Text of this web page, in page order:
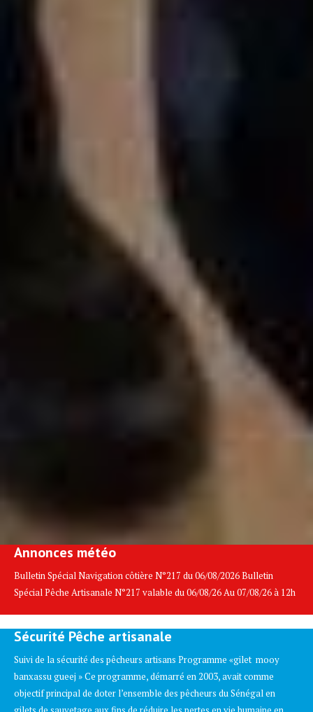
Annonces météo
Bulletin Spécial Navigation côtière N°217 du 06/08/2026 Bulletin
Spécial Pêche Artisanale N°217 valable du 06/08/26 Au 07/08/26 à 12h
Sécurité Pêche artisanale
Suivi de la sécurité des pêcheurs artisans Programme «gilet mooy
banxassu gueej » Ce programme, démarré en 2003, avait comme
objectif principal de doter l’ensemble des pêcheurs du Sénégal en
gilets de sauvetage aux fins de réduire les pertes en vie humaine en
mer. Il a été renforcé ces dernières années par une mise à disposition…